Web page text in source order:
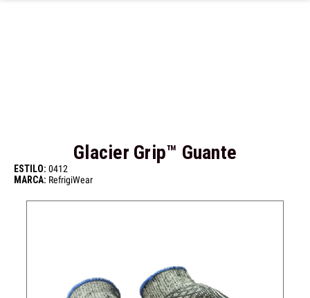
Glacier Grip™ Guante
ESTILO: 0412
MARCA: RefrigiWear